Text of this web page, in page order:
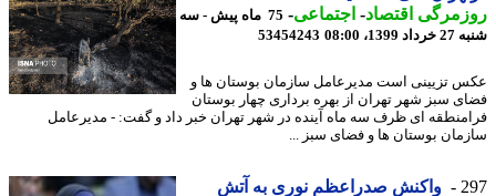
اقتصاد-اجتماعی-
75 ماه پیش - سه
08:00
53454243
تزیینی است مدیرعامل سازمان بوستان ها و
سبز شهر تهران از بهره برداری چهار بوستان
ای ظرف سه ماه آینده در شهر تهران خبر داد و گفت: - مدیرعامل
بوستان ها و فضای سبز ...
واکنش صدراعظم نوری به آتش